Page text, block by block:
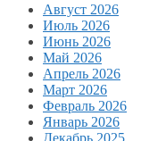
Август 2026
Июль 2026
Июнь 2026
Май 2026
Апрель 2026
Март 2026
Февраль 2026
Январь 2026
Декабрь 2025